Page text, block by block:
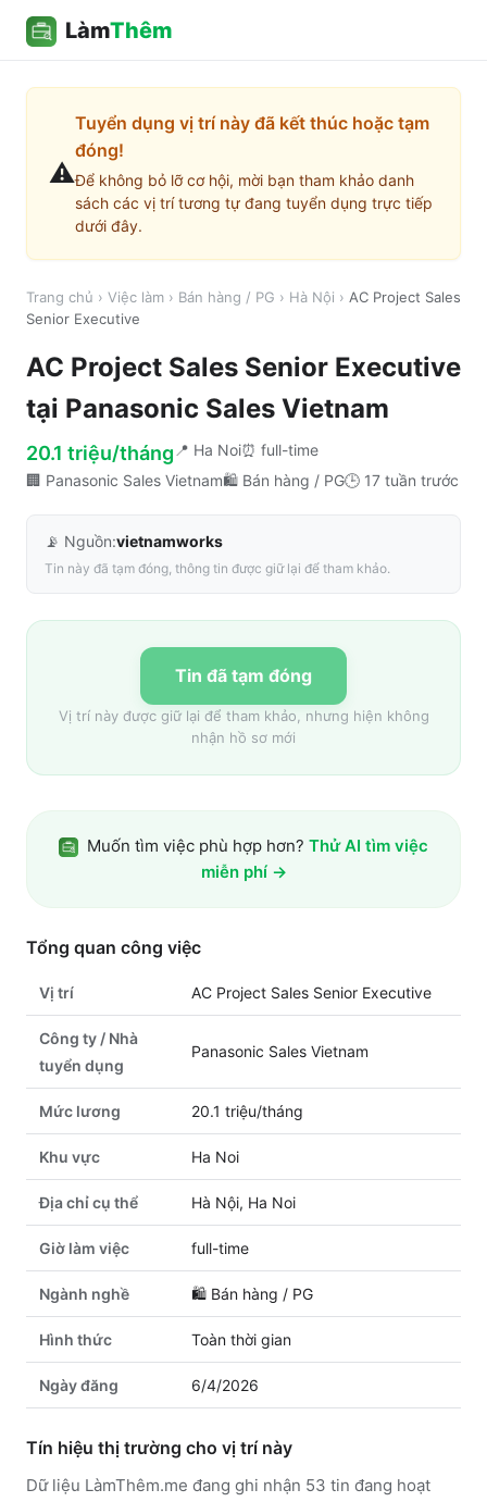
LàmThêm
⚠️
Tuyển dụng vị trí này đã kết thúc hoặc tạm
đóng!
Để không bỏ lỡ cơ hội, mời bạn tham khảo danh
sách các vị trí tương tự đang tuyển dụng trực tiếp
dưới đây.
Trang chủ › Việc làm › Bán hàng / PG › Hà Nội › AC Project Sales
Senior Executive
AC Project Sales Senior Executive
tại Panasonic Sales Vietnam
20.1 triệu/tháng 📍 Ha Noi⏰ full-time
🏢 Panasonic Sales Vietnam🛍️ Bán hàng / PG🕒 17 tuần trước
📡 Nguồn:vietnamworks
Tin này đã tạm đóng, thông tin được giữ lại để tham khảo.
Tin đã tạm đóng
Vị trí này được giữ lại để tham khảo, nhưng hiện không
nhận hồ sơ mới
Muốn tìm việc phù hợp hơn? Thử AI tìm việc
miễn phí →
Tổng quan công việc
Vị trí AC Project Sales Senior Executive
Công ty / Nhà
tuyển dụng
Panasonic Sales Vietnam
Mức lương 20.1 triệu/tháng
Khu vực Ha Noi
Địa chỉ cụ thể Hà Nội, Ha Noi
Giờ làm việc full-time
Ngành nghề 🛍️ Bán hàng / PG
Hình thức Toàn thời gian
Ngày đăng 6/4/2026
Tín hiệu thị trường cho vị trí này
Dữ liệu LàmThêm.me đang ghi nhận 53 tin đang hoạt